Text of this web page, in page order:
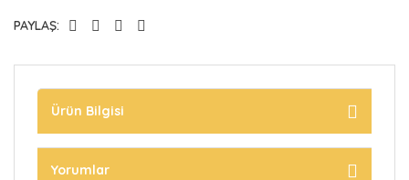
PAYLAŞ:
Ürün Bilgisi
Yorumlar